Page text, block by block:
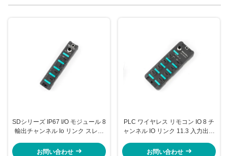
SDシリーズ IP67 I/O モジュール 8
輸出チャンネル Io リンク スレー
お問い合わせ
PLC ワイヤレス リモコン IO 8 チ
ャンネル IO リンク 11.3 入力出力
お問い合わせ